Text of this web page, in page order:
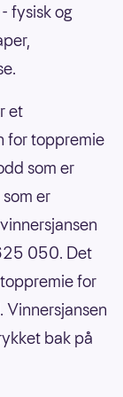
fysisk og
et
for toppremie
som er
er
050. Det
for
bak på